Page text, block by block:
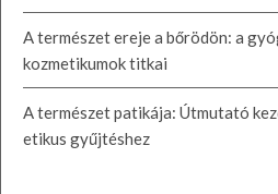
A természet ereje a bőrödön: a
kozmetikumok titkai
A természet patikája: Útmutató
etikus gyűjtéshez